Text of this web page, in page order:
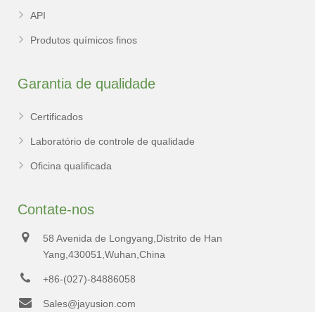
API
Produtos químicos finos
Garantia de qualidade
Certificados
Laboratório de controle de qualidade
Oficina qualificada
Contate-nos
58 Avenida de Longyang,Distrito de Han
Yang,430051,Wuhan,China
+86-(027)-84886058
Sales@jayusion.com